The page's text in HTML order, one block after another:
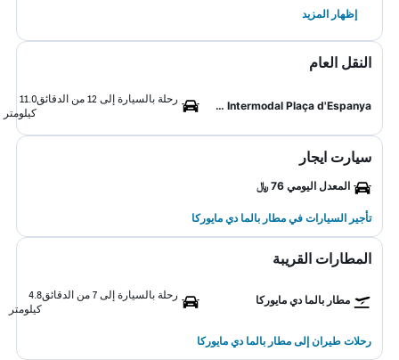
إظهار المزيد
النقل العام
Estació Intermodal Plaça d'Espanya
رحلة بالسيارة إلى 12 من الدقائق
11.0
كيلومتر
سيارت ايجار
المعدل اليومي 76 ﷼
تأجير السيارات في مطار بالما دي مايوركا
المطارات القريبة
مطار بالما دي مايوركا رحلة بالسيارة إلى 7 من الدقائق
4.8
كيلومتر
رحلات طيران إلى مطار بالما دي مايوركا